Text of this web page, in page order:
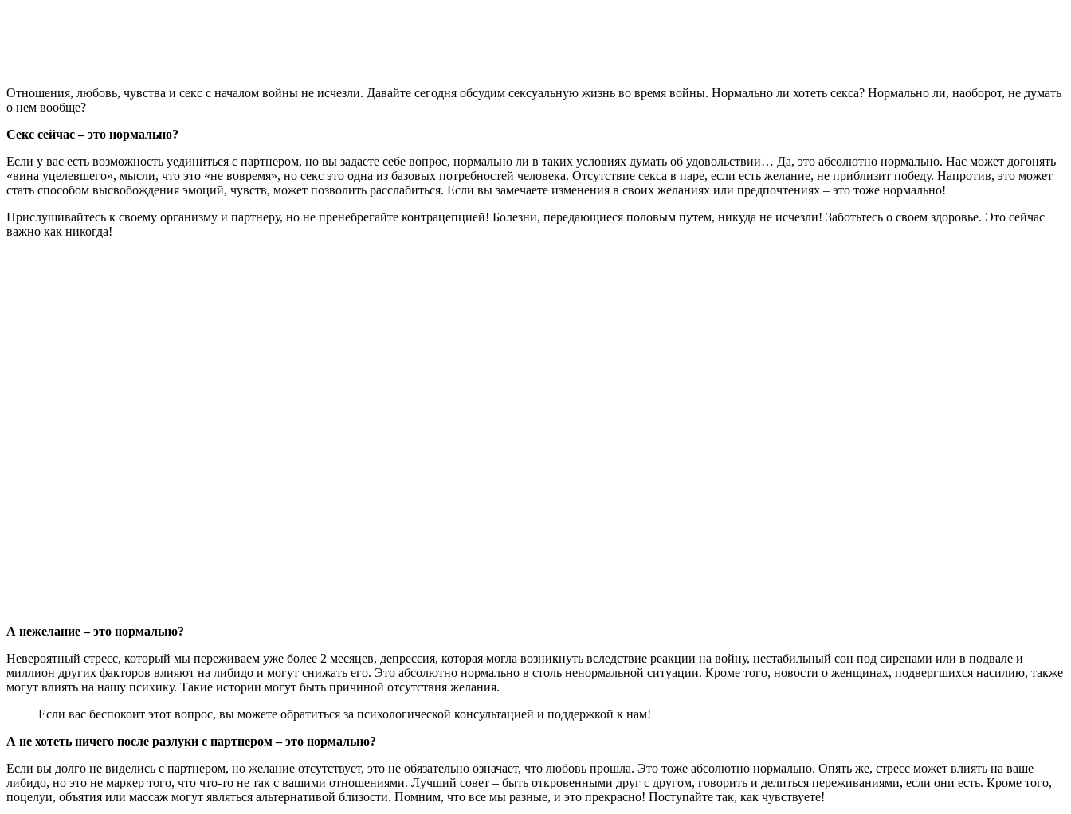
Отношения, любовь, чувства и секс с началом войны не исчезли. Давайте сегодня обсудим сексуальную жизнь во время войны. Нормально ли хотеть секса? Нормально ли, наоборот, не думать
о нем вообще?
Секс сейчас – это нормально?
Если у вас есть возможность уединиться с партнером, но вы задаете себе вопрос, нормально ли в таких условиях думать об удовольствии… Да, это абсолютно нормально. Нас может догонять
«вина уцелевшего», мысли, что это «не вовремя», но секс это одна из базовых потребностей человека. Отсутствие секса в паре, если есть желание, не приблизит победу. Напротив, это может
стать способом высвобождения эмоций, чувств, может позволить расслабиться. Если вы замечаете изменения в своих желаниях или предпочтениях – это тоже нормально!
Прислушивайтесь к своему организму и партнеру, но не пренебрегайте контрацепцией! Болезни, передающиеся половым путем, никуда не исчезли! Заботьтесь о своем здоровье. Это сейчас
важно как никогда!
А нежелание – это нормально?
Невероятный стресс, который мы переживаем уже более 2 месяцев, депрессия, которая могла возникнуть вследствие реакции на войну, нестабильный сон под сиренами или в подвале и
миллион других факторов влияют на либидо и могут снижать его. Это абсолютно нормально в столь ненормальной ситуации. Кроме того, новости о женщинах, подвергшихся насилию, также
могут влиять на нашу психику. Такие истории могут быть причиной отсутствия желания.
Если вас беспокоит этот вопрос, вы можете обратиться за психологической консультацией и поддержкой к нам!
А не хотеть ничего после разлуки с партнером – это нормально?
Если вы долго не виделись с партнером, но желание отсутствует, это не обязательно означает, что любовь прошла. Это тоже абсолютно нормально. Опять же, стресс может влиять на ваше
либидо, но это не маркер того, что что-то не так с вашими отношениями. Лучший совет – быть откровенными друг с другом, говорить и делиться переживаниями, если они есть. Кроме того,
поцелуи, объятия или массаж могут являться альтернативой близости. Помним, что все мы разные, и это прекрасно! Поступайте так, как чувствуете!